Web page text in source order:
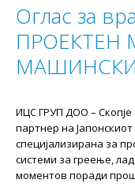
Оглас за
ПРОЕКТЕН
ИЦС ГРУП ДОО – Скопје
партнер на
специјализирана за
системи за греење,
моментов поради